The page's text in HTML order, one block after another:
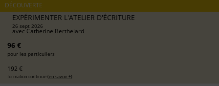
DÉCOUVERTE
EXPÉRIMENTER L'ATELIER D'ÉCRITURE
26 sept 2026
avecCatherine Berthelard
96 €
pour les particuliers
192 €
formation continue (en savoir +)